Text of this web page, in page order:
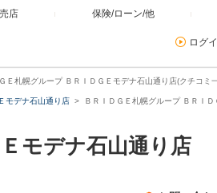
店 保険/ローン/他
ログ
Ｅ札幌グループ ＢＲＩＤＧＥモデナ石山通り店(クチコミ
モデナ石山通り店 ＢＲＩＤＧＥ札幌グループ ＢＲＩ
モデナ石山通り店